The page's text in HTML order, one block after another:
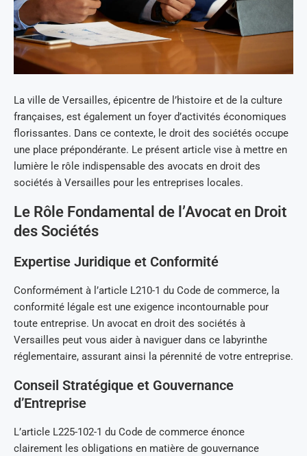
La ville de Versailles, épicentre de l’histoire et de la culture
françaises, est également un foyer d’activités économiques
florissantes. Dans ce contexte, le droit des sociétés occupe
une place prépondérante. Le présent article vise à mettre en
lumière le rôle indispensable des avocats en droit des
sociétés à Versailles pour les entreprises locales.
Le Rôle Fondamental de l’Avocat en Droit
des Sociétés
Expertise Juridique et Conformité
Conformément à l’article L210-1 du Code de commerce, la
conformité légale est une exigence incontournable pour
toute entreprise. Un avocat en droit des sociétés à
Versailles peut vous aider à naviguer dans ce labyrinthe
réglementaire, assurant ainsi la pérennité de votre entreprise.
Conseil Stratégique et Gouvernance
d’Entreprise
L’article L225-102-1 du Code de commerce énonce
clairement les obligations en matière de gouvernance